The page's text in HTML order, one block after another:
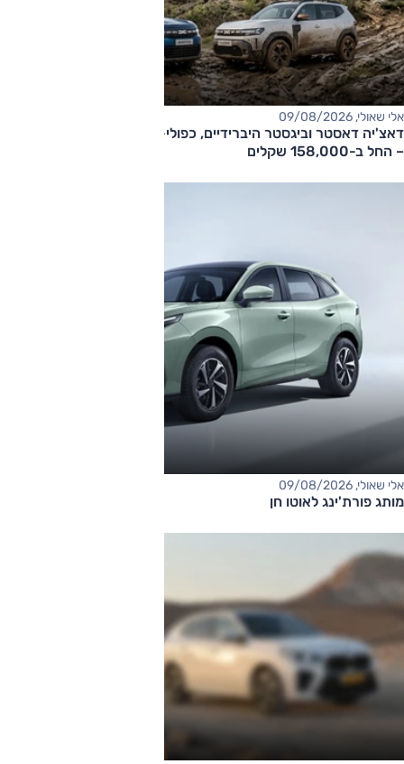
אלי שאולי, 09/08/2026
דאצ'יה דאסטר וביגסטר היברידיים, כפולי-הנעה עם תיבה אוטומטית
– החל ב-158,000 שקלים
אלי שאולי, 09/08/2026
מותג פורת'ינג לאוטו חן